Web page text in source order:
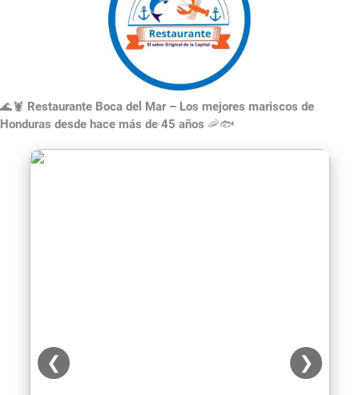
🌊🦞 Restaurante Boca del Mar – Los mejores mariscos de
Honduras desde hace más de 45 años 🦐🐟
❮ ❯